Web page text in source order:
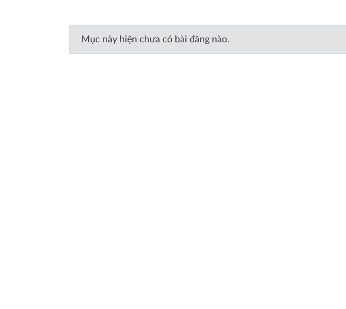
Mục này hiện chưa có bài đăng nào.